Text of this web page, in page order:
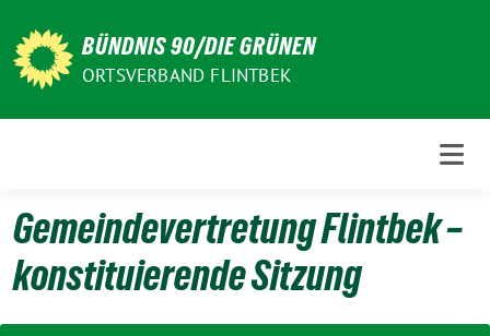
zum
Inhalt
BÜNDNIS 90/DIE GRÜNEN
ORTSVERBAND FLINTBEK
Gemeindevertretung Flintbek –
konstituierende Sitzung